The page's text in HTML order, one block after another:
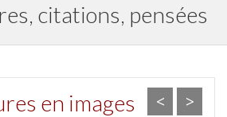
citations, pensées
en images < >